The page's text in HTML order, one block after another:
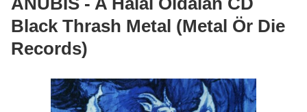
Black Thrash Metal (Metal Ör Die
Records)